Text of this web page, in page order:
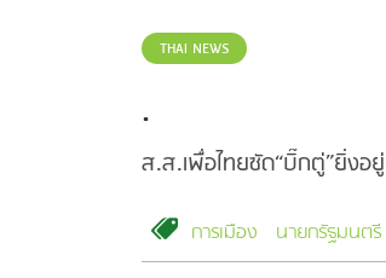
THAI NEWS
.
ส.ส.เพื่อไทยซัด“บิ๊กตู่”ยิ่งอ
การเมือง นายกรัฐมนตรี